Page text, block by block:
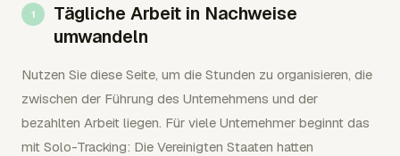
Tägliche Arbeit in Nachweise
umwandeln
Nutzen Sie diese Seite, um die Stunden zu organisieren, die
zwischen der Führung des Unternehmens und der
bezahlten Arbeit liegen. Für viele Unternehmer beginnt das
mit Solo-Tracking: Die Vereinigten Staaten hatten